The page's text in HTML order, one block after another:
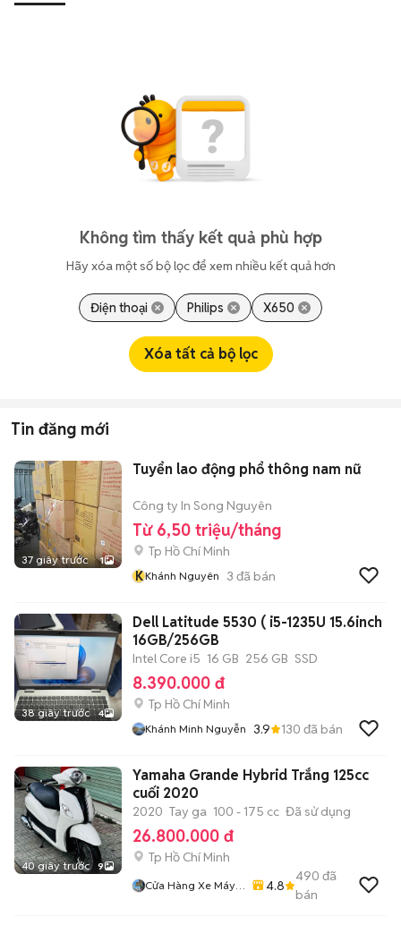
Không tìm thấy kết quả phù hợp
Hãy xóa một số bộ lọc để xem nhiều kết quả hơn
Điện thoại Philips X650
Xóa tất cả bộ lọc
Tin đăng mới
37 giây trước 1
Tuyển lao động phổ thông nam nữ
Công ty In Song Nguyên
Từ 6,50 triệu/tháng
Tp Hồ Chí Minh
KKhánh Nguyên 3 đã bán
38 giây trước 4
Dell Latitude 5530 ( i5-1235U 15.6inch
16GB/256GB
Intel Core i5 16 GB 256 GB SSD
8.390.000 đ
Tp Hồ Chí Minh
Khánh Minh Nguyễn 3.9 130 đã bán
40 giây trước 9
Yamaha Grande Hybrid Trắng 125cc
cuối 2020
2020 Tay ga 100 - 175 cc Đã sử dụng
26.800.000 đ
Tp Hồ Chí Minh
Cửa Hàng Xe Máy
4.8
490 đã
bán